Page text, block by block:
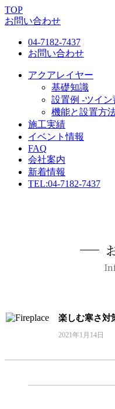
TOP
お問い合わせ
04-7182-7437
お問い合わせ
アクアレイヤー
基礎知識
設置例 -ツイン
機能と設置方
施工実績
イベント情報
FAQ
会社案内
新着情報
TEL:04-7182-7437
楽しむ寒さ対
2021年1月14日